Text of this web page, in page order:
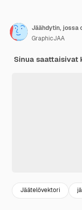
GraphicJAA
Sinua saattaisivat
Jäätelövektori